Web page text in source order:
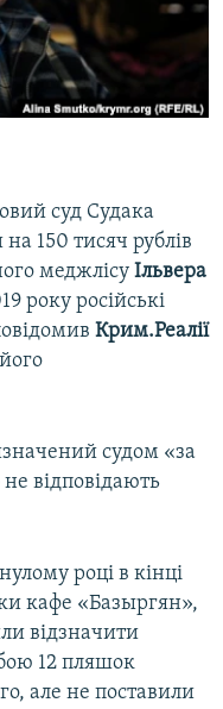
суд Судака
150 тисяч рублів
меджлісу Ільвера
року російські
Крим.Реалії
судом «за
відповідають
році в кінці
кафе «Базыргян»,
відзначити
12 пляшок
але не поставили